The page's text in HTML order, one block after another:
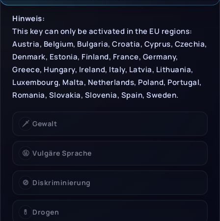
Hinweise &
Hinweis:
This key can only be activated in the EU regions:
Austria, Belgium, Bulgaria, Croatia, Cyprus, Czechia,
Denmark, Estonia, Finland, France, Germany,
Greece, Hungary, Ireland, Italy, Latvia, Lithuania,
Luxembourg, Malta, Netherlands, Poland, Portugal,
Romania, Slovakia, Slovenia, Spain, Sweden.
🗡️ Gewalt
🤬 Vulgäre Sprache
🚫 Diskriminierung
💊 Drogen